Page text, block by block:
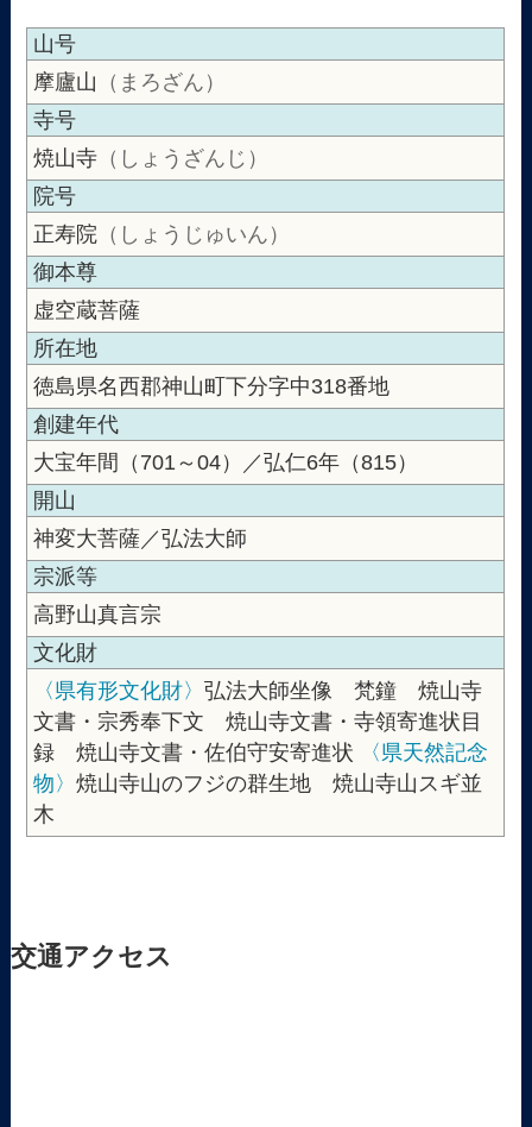
山号
摩廬山
（まろざん）
寺号
焼山寺 （しょうざんじ）
院号
正寿院 （しょうじゅいん）
御本尊
虚空蔵菩薩
所在地
徳島県名西郡神山町下分字中318番地
創建年代
大宝年間（701～04）／弘仁6年（815）
開山
神変大菩薩／弘法大師
宗派等
高野山真言宗
文化財
〈県有形文化財〉弘法大師坐像 梵鐘 焼山寺
文書・宗秀奉下文 焼山寺文書・寺領寄進状目
録 焼山寺文書・佐伯守安寄進状
〈県天然記念
物〉焼山寺山のフジの群生地 焼山寺山スギ並
木
交通アクセス